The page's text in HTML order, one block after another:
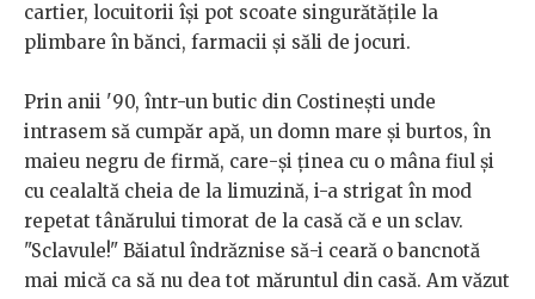
cartier, locuitorii îşi pot scoate singurătăţile la
plimbare în bănci, farmacii şi săli de jocuri.
Prin anii '90, într-un butic din Costineşti unde
intrasem să cumpăr apă, un domn mare şi burtos, în
maieu negru de firmă, care-şi ţinea cu o mâna fiul şi
cu cealaltă cheia de la limuzină, i-a strigat în mod
repetat tânărului timorat de la casă că e un sclav.
"Sclavule!" Băiatul îndrăznise să-i ceară o bancnotă
mai mică ca să nu dea tot măruntul din casă. Am văzut